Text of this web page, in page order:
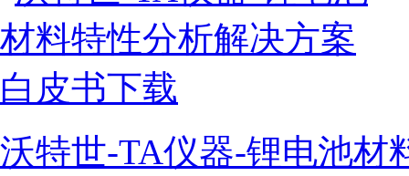
沃特世-TA仪器-锂电池材